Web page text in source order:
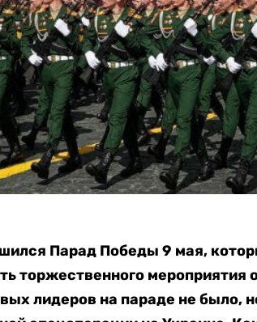
Парад Победы 9 мая,
торжественного мероприятия
лидеров на параде не было,